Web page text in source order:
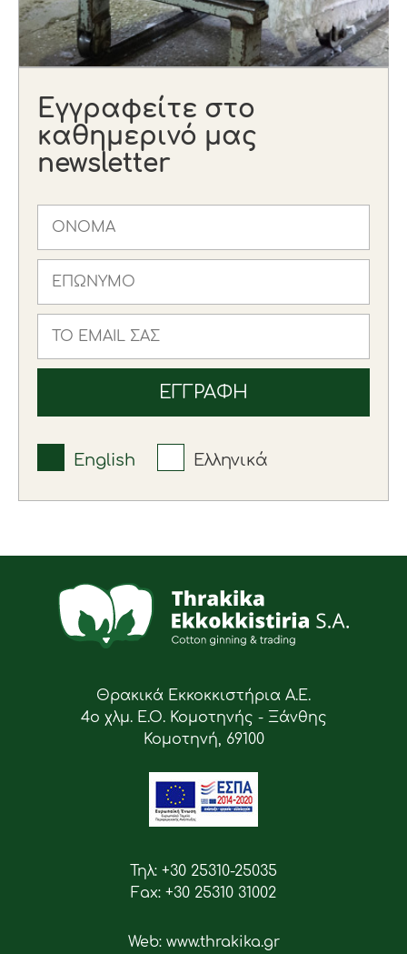
Εγγραφείτε στο
καθημερινό μας
newsletter
English Ελληνικά
Θρακικά Εκκοκκιστήρια Α.Ε.
4ο χλμ. Ε.Ο. Κομοτηνής - Ξάνθης
Κομοτηνή, 69100
Τηλ: +30 25310-25035
Fax: +30 25310 31002
Web: www.thrakika.gr